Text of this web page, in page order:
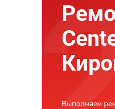
Выполняем